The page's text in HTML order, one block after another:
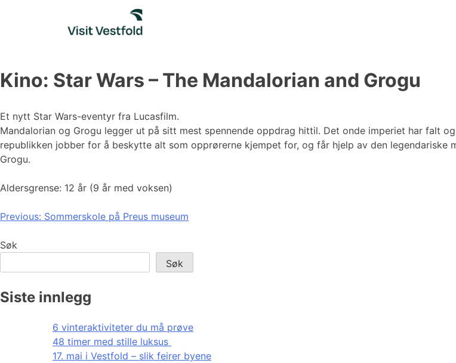
Kino: Star Wars – The Mandalorian and Grogu
Et nytt Star Wars-eventyr fra Lucasfilm.
Mandalorian og Grogu legger ut på sitt mest spennende oppdrag hittil. Det onde imperiet har falt
republikken jobber for å beskytte alt som opprørerne kjempet for, og får hjelp av den legendariske
Grogu.
Aldersgrense: 12 år (9 år med voksen)
Innleggsnavigasjon
Previous: Sommerskole på Preus museum
Søk
Søk
Siste innlegg
6 vinteraktiviteter du må prøve
48 timer med stille luksus
17. mai i Vestfold – slik feirer byene